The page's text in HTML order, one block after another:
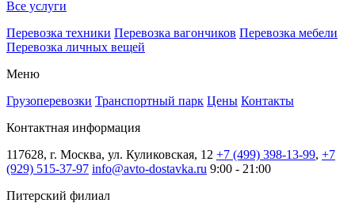
Все услуги
Перевозка техники Перевозка вагончиков Перевозка мебели
Перевозка личных вещей
Меню
Грузоперевозки Транспортный парк Цены Контакты
Контактная информация
117628, г. Москва, ул. Куликовская, 12 +7 (499) 398-13-99, +7
(929) 515-37-97 info@avto-dostavka.ru 9:00 - 21:00
Питерский филиал